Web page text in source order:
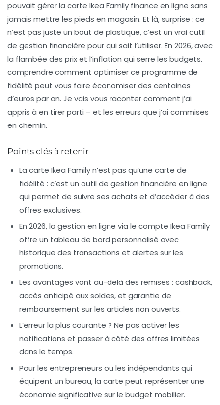
pouvait gérer la carte Ikea Family finance en ligne sans
jamais mettre les pieds en magasin. Et là, surprise : ce
n’est pas juste un bout de plastique, c’est un vrai outil
de gestion financière pour qui sait l’utiliser. En 2026, avec
la flambée des prix et l’inflation qui serre les budgets,
comprendre comment optimiser ce programme de
fidélité peut vous faire économiser des centaines
d’euros par an. Je vais vous raconter comment j’ai
appris à en tirer parti – et les erreurs que j’ai commises
en chemin.
Points clés à retenir
La carte Ikea Family n’est pas qu’une carte de
fidélité : c’est un outil de gestion financière en ligne
qui permet de suivre ses achats et d’accéder à des
offres exclusives.
En 2026, la gestion en ligne via le compte Ikea Family
offre un tableau de bord personnalisé avec
historique des transactions et alertes sur les
promotions.
Les avantages vont au-delà des remises : cashback,
accès anticipé aux soldes, et garantie de
remboursement sur les articles non ouverts.
L’erreur la plus courante ? Ne pas activer les
notifications et passer à côté des offres limitées
dans le temps.
Pour les entrepreneurs ou les indépendants qui
équipent un bureau, la carte peut représenter une
économie significative sur le budget mobilier.